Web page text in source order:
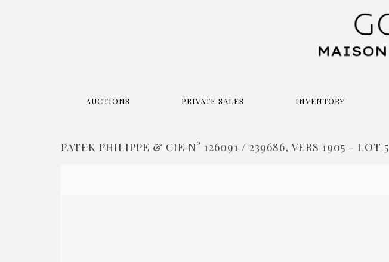
AUCTIONS PRIVATE SALES INVENTORY
PATEK PHILIPPE & CIE N° 126091 / 239686, VERS 1905 - LOT 5